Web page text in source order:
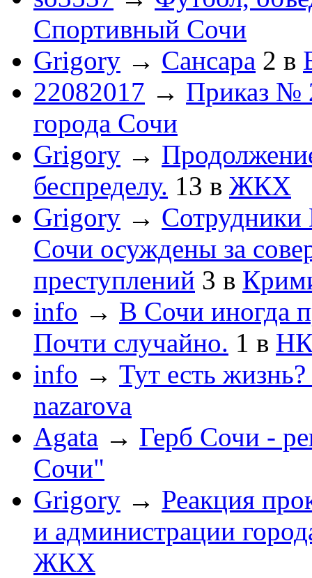
Спортивный Сочи
Grigory → Сансара 2 в
22082017 → Приказ №
города Сочи
Grigory →
беспределу. 13 в ЖКХ
Grigory →
Сочи осуждены за
преступлений 3 в
info → В Сочи иногда
Почти случайно. 1 в
info → Тут есть
nazarova
Agata → Герб Сочи -
Сочи"
Grigory → Реакция
и администрации
ЖКХ